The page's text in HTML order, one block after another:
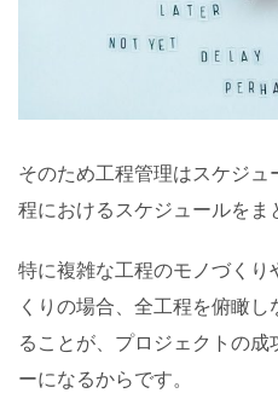
そのため工程管理はスケジ
程におけるスケジュールをま
特に複雑な工程のモノづく
くりの場合、全工程を俯瞰
ることが、プロジェクトの
ーになるからです。